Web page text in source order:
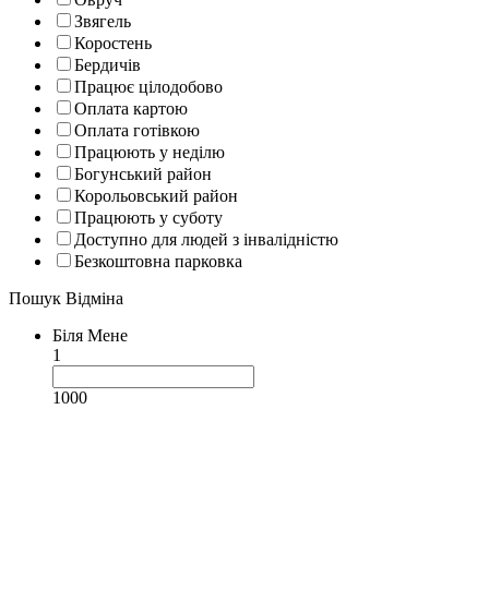
Звягель
Коростень
Бердичів
Працює цілодобово
Оплата картою
Оплата готівкою
Працюють у неділю
Богунський район
Корольовський район
Працюють у суботу
Доступно для людей з інвалідністю
Безкоштовна парковка
Пошук Відміна
Біля Мене
1
1000